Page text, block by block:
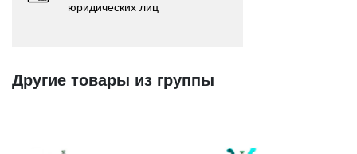
юридических лиц
Другие товары из группы